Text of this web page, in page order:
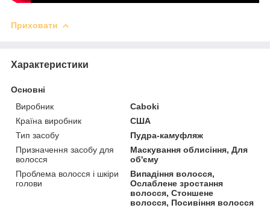
Приховати
Характеристики
Основні
Виробник
Caboki
Країна виробник
США
Тип засобу
Пудра-камуфляж
Призначення засобу для
волосся
Маскування облисіння, Для
об'єму
Проблема волосся і шкіри
голови
Випадіння волосся,
Ослаблене зростання
волосся, Стоншене
волосся, Посивіння волосся